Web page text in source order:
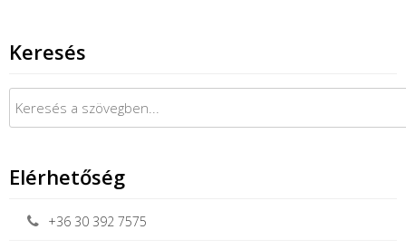
Keresés
Keresés:
Elérhetőség
+36 30 392 7575